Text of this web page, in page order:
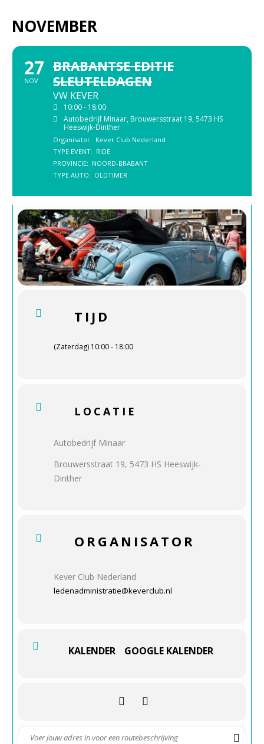
NOVEMBER
27
NOV
BRABANTSE EDITIE
SLEUTELDAGEN
VW KEVER
10:00 - 18:00
Autobedrijf Minaar, Brouwersstraat 19, 5473 HS
Heeswijk-Dinther
Organisator: Kever Club Nederland
TYPE EVENT: RIDE
PROVINCIE: NOORD-BRABANT
TYPE AUTO: OLDTIMER
TIJD
(Zaterdag) 10:00 - 18:00
LOCATIE
Autobedrijf Minaar
Brouwersstraat 19, 5473 HS Heeswijk-
Dinther
ORGANISATOR
Kever Club Nederland
ledenadministratie@keverclub.nl
KALENDER GOOGLE KALENDER